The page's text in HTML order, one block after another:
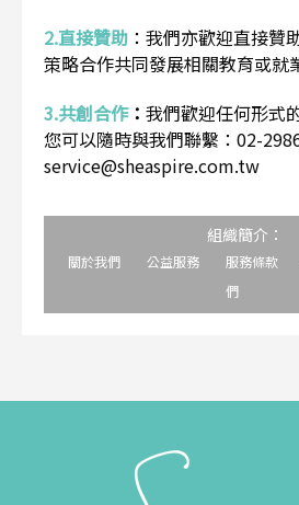
2.直接贊助 ： 我們亦歡迎直接贊
策略合作共同發展相關教育或就
3.共創合作： 我們歡迎任何形式
您可以隨時與我們聯繫：02-
service@sheaspire.com.tw
組織簡介：
關於我們 公益服務 服務條款
們